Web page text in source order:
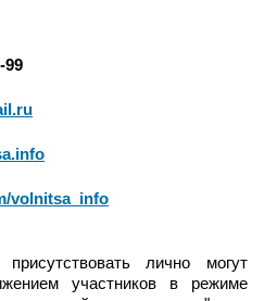
99
volnitsa_info
лично могут
участников в режиме